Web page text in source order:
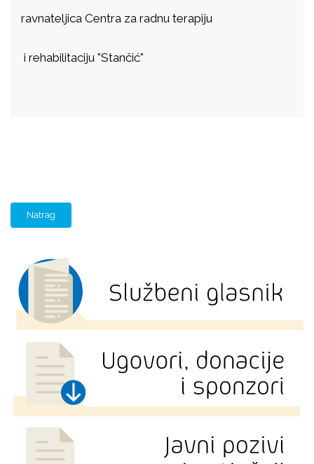
ravnateljica Centra za radnu terapiju
i rehabilitaciju "Stančić"
Natrag